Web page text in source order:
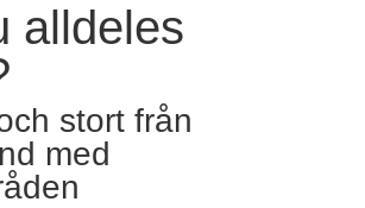
alldeles
stort från
med